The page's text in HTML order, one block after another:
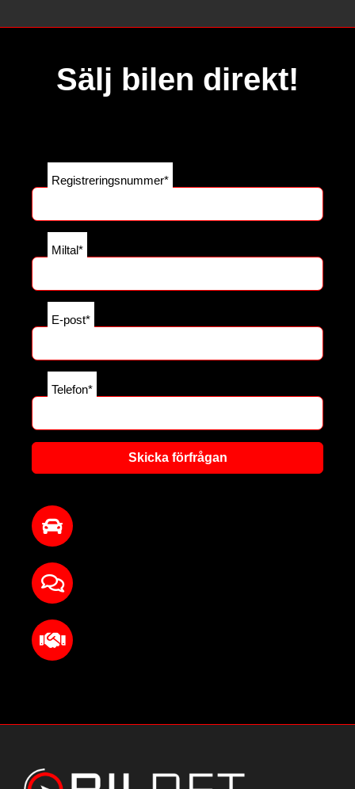
Sälj bilen direkt!
Registreringsnummer*
Miltal*
E-post*
Telefon*
Skicka förfrågan